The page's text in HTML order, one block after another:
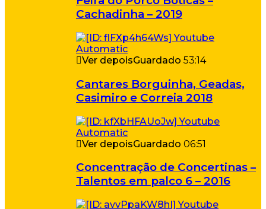
Cachadinha – 2019
Ver depoisGuardado 53:14
Cantares Borguinha, Geadas,
Casimiro e Correia 2018
Ver depoisGuardado 06:51
Concentração de Concertinas –
Talentos em palco 6 – 2016